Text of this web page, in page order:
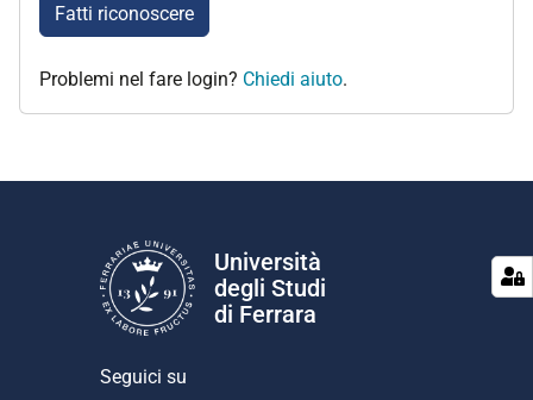
Fatti riconoscere
Problemi nel fare login? Chiedi aiuto.
Università
degli Studi
di Ferrara
Seguici su